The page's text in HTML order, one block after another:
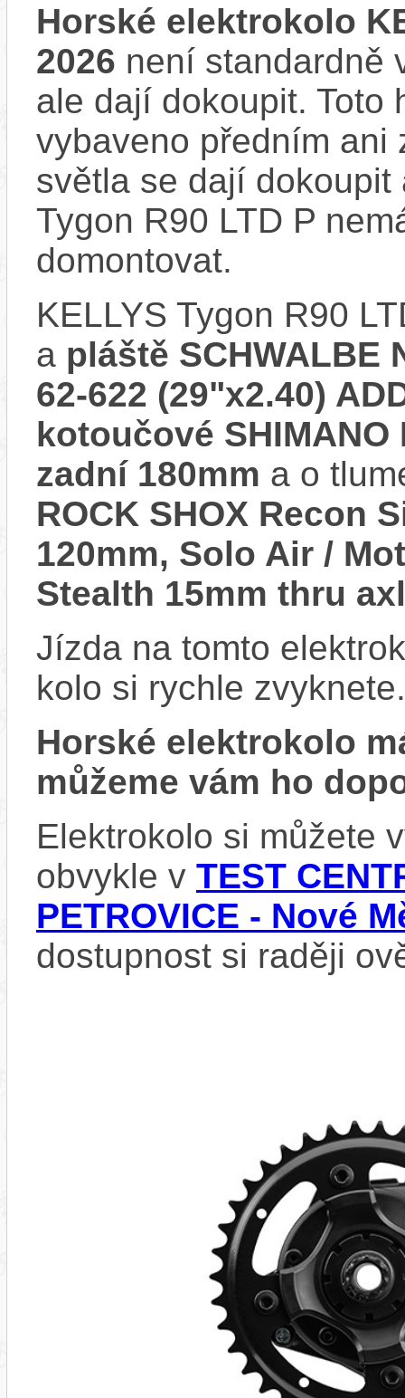
Horské elektrokolo
2026 není standardně
ale dají dokoupit. Toto
vybaveno předním ani
světla se dají dokoupit
Tygon R90 LTD P
domontovat.
KELLYS Tygon R90
a pláště SCHWALBE
62-622 (29"x2.40)
kotoučové SHIMANO
zadní 180mm a o
ROCK SHOX Recon
120mm, Solo Air /
Stealth 15mm thru
Jízda na tomto
kolo si rychle zvyknete.
Horské elektrokolo
můžeme vám ho
Elektrokolo si můžete
obvykle v TEST
PETROVICE - Nové
dostupnost si raději